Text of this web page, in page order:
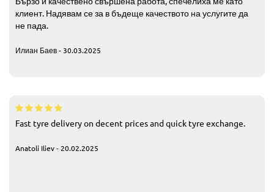
клиент. Надявам се за в бъдеще качеството на услугите да
не пада.
Илиан Баев - 30.03.2025
Fast tyre delivery on decent prices and quick tyre exchange.
Anatoli Iliev - 20.02.2025